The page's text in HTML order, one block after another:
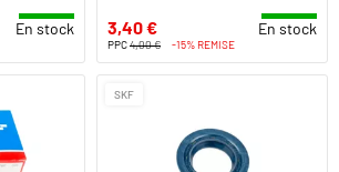
En stock 3,40 € En stock
PPC4,00 € -15% REMISE
SKF